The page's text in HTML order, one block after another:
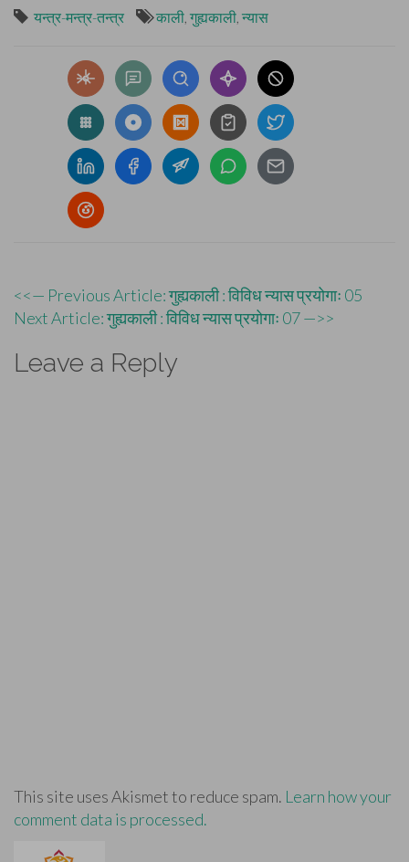
यन्त्र-मन्त्र-तन्त्र काली गुह्यकाली न्यास
Post
navigation
<<— Previous Article: गुह्यकाली : विविध न्यास प्रयोगाः 05
Next Article: गुह्यकाली : विविध न्यास प्रयोगाः 07 —>>
Leave a Reply
This site uses Akismet to reduce spam. Learn how your
comment data is processed.